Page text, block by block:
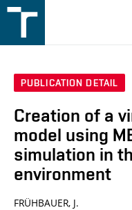
v
PUBLICATION DETAIL
Creation of a
model using
simulation in
environment
FRÜHBAUER, J.